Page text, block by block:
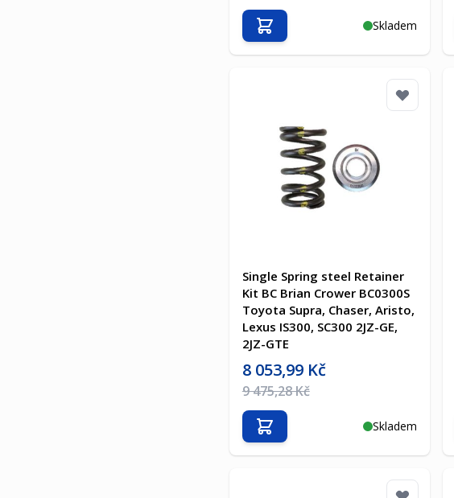
Skladem
Přidat do košíku
Single Spring steel Retainer
Kit BC Brian Crower BC0300S
Toyota Supra, Chaser, Aristo,
Lexus IS300, SC300 2JZ-GE,
2JZ-GTE
Akční cena
8 053,99 Kč
Běžná cena
9 475,28 Kč
Skladem
Přidat do košíku